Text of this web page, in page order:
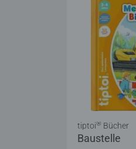
Baustelle
tiptoi® Bücher